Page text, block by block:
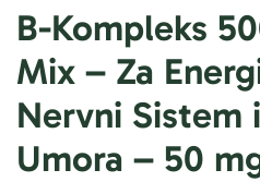
B-Kompleks
Mix – Za
Nervni Sistem
Umora – 50